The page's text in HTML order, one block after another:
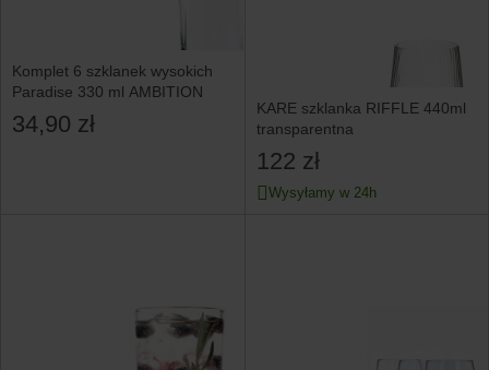
Komplet 6 szklanek wysokich
Paradise 330 ml AMBITION
34,90 zł
KARE szklanka RIFFLE 440ml
transparentna
122 zł
Wysyłamy w 24h